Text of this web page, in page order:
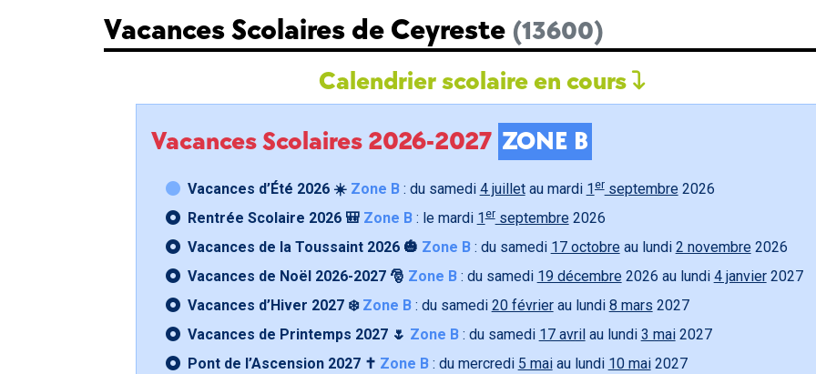
Vacances Scolaires de Ceyreste (13600)
Calendrier scolaire en cours
Vacances Scolaires 2026-2027 ZONE B
Vacances d’Été 2026 ☀️ Zone B: du samedi 4 juilletau mardi 1 erseptembre 2026
Rentrée Scolaire 2026 🎒 Zone B: le mardi 1erseptembre 2026
Vacances de la Toussaint 2026 🎃 Zone B: du samedi 17 octobre au lundi 2 novembre 2026
Vacances de Noël 2026-2027 🎅 Zone B: du samedi 19 décembre 2026 au lundi 4 janvier2027
Vacances d’Hiver 2027 ❄️ Zone B: du samedi 20 févrierau lundi 8 mars 2027
Vacances de Printemps 2027 🌷 Zone B: du samedi 17 avril au lundi 3 mai2027
Pont de l’Ascension 2027 ✝️ Zone B: du mercredi 5 maiau lundi 10 mai2027